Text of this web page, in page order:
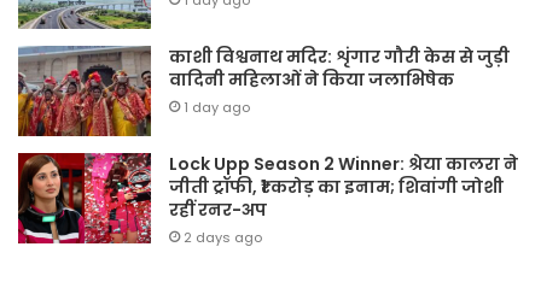
काशी विश्वनाथ मदिर: शृंगार गौरी केस से जुड़ी
वादिनी महिलाओं ने किया जलाभिषेक
1 day ago
Lock Upp Season 2 Winner: श्रेया कालरा ने
जीती ट्रॉफी, ₹1 करोड़ का इनाम; शिवांगी जोशी
रहीं रनर-अप
2 days ago